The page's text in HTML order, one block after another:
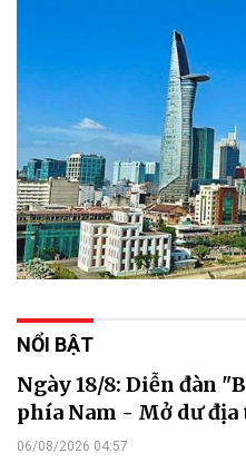
NỔI BẬT
Ngày 18/8: Diễn đàn
phía Nam - Mở dư
06/08/2026 04:57